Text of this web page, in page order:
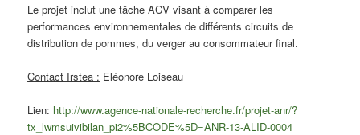
Le projet inclut une tâche ACV visant à comparer les
performances environnementales de différents circuits de
distribution de pommes, du verger au consommateur final.
Contact Irstea : Eléonore Loiseau
Lien: http://www.agence-nationale-recherche.fr/projet-anr/?
tx_lwmsuivibilan_pi2%5BCODE%5D=ANR-13-ALID-0004